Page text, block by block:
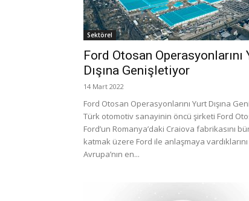
Sektörel
Ford Otosan Operasyonlarını
Dışına Genişletiyor
14 Mart 2022
Ford Otosan Operasyonlarını Yurt Dışına
Türk otomotiv sanayinin öncü şirketi Ford
Ford’un Romanya’daki Craiova fabrikasını
katmak üzere Ford ile anlaşmaya vardıklarını
Avrupa’nın en...